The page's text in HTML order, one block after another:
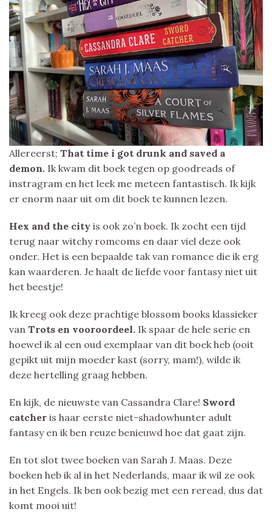
Allereerst; That time i got drunk and saved a
demon. Ik kwam dit boek tegen op goodreads of
instragram en het leek me meteen fantastisch. Ik kijk
er enorm naar uit om dit boek te kunnen lezen.
Hex and the city is ook zo’n boek. Ik zocht een tijd
terug naar witchy romcoms en daar viel deze ook
onder. Het is een bepaalde tak van romance die ik erg
kan waarderen. Je haalt de liefde voor fantasy niet uit
het beestje!
Ik kreeg ook deze prachtige blossom books klassieker
van Trots en vooroordeel. Ik spaar de hele serie en
hoewel ik al een oud exemplaar van dit boek heb (ooit
gepikt uit mijn moeder kast (sorry, mam!), wilde ik
deze hertelling graag hebben.
En kijk, de nieuwste van Cassandra Clare! Sword
catcher is haar eerste niet-shadowhunter adult
fantasy en ik ben reuze benieuwd hoe dat gaat zijn.
En tot slot twee boeken van Sarah J. Maas. Deze
boeken heb ik al in het Nederlands, maar ik wil ze ook
in het Engels. Ik ben ook bezig met een reread, dus dat
komt mooi uit!